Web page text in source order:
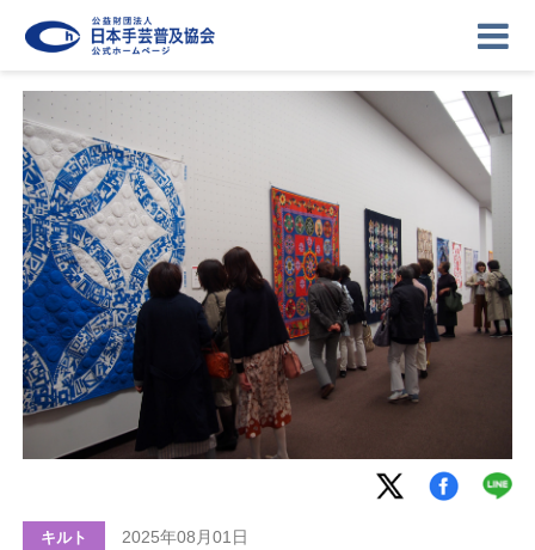
ニュース 記事
イベント ギャラリー お問い合わせ
協会について ログイン
キルト 2025年08月01日